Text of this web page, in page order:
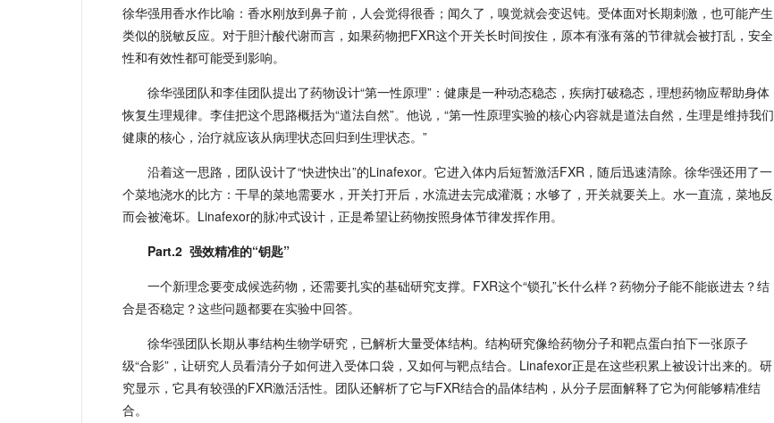
徐华强用香水作比喻：香水刚放到鼻子前，人会觉得很香；闻久了，嗅觉就会变迟钝。受体面对长期刺激，也可能产生
类似的脱敏反应。对于胆汁酸代谢而言，如果药物把FXR这个开关长时间按住，原本有涨有落的节律就会被打乱，安全
性和有效性都可能受到影响。
徐华强团队和李佳团队提出了药物设计“第一性原理”：健康是一种动态稳态，疾病打破稳态，理想药物应帮助身体
恢复生理规律。李佳把这个思路概括为“道法自然”。他说，“第一性原理实验的核心内容就是道法自然，生理是维持我们
健康的核心，治疗就应该从病理状态回归到生理状态。”
沿着这一思路，团队设计了“快进快出”的Linafexor。它进入体内后短暂激活FXR，随后迅速清除。徐华强还用了一
个菜地浇水的比方：干旱的菜地需要水，开关打开后，水流进去完成灌溉；水够了，开关就要关上。水一直流，菜地反
而会被淹坏。Linafexor的脉冲式设计，正是希望让药物按照身体节律发挥作用。
Part.2 强效精准的“钥匙”
一个新理念要变成候选药物，还需要扎实的基础研究支撑。FXR这个“锁孔”长什么样？药物分子能不能嵌进去？结
合是否稳定？这些问题都要在实验中回答。
徐华强团队长期从事结构生物学研究，已解析大量受体结构。结构研究像给药物分子和靶点蛋白拍下一张原子
级“合影”，让研究人员看清分子如何进入受体口袋，又如何与靶点结合。Linafexor正是在这些积累上被设计出来的。研
究显示，它具有较强的FXR激活活性。团队还解析了它与FXR结合的晶体结构，从分子层面解释了它为何能够精准结
合。